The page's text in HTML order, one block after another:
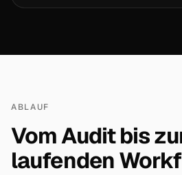
ABLAUF
Vom Audit bis
laufenden